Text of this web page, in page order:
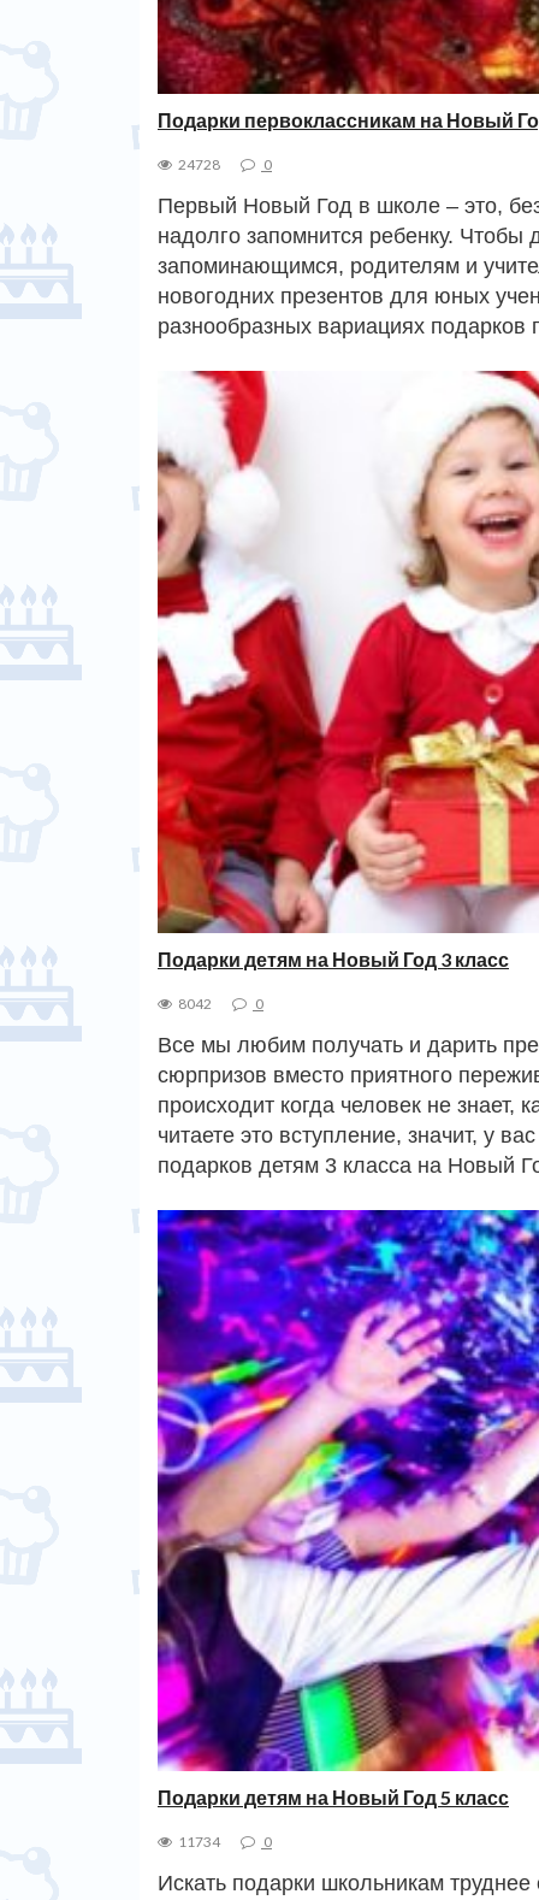
Подарки первоклассникам на Новый
24728 0
Первый Новый Год в школе – это,
надолго запомнится ребенку.
запоминающимся, родителям и
новогодних презентов для юных
разнообразных вариациях
Подарки детям на Новый Год 3 класс
8042 0
Все мы любим получать и дарить
сюрпризов вместо приятного
происходит когда человек не
читаете это вступление, значит, у
подарков детям 3 класса на Новый
Подарки детям на Новый Год 5 класс
11734 0
Искать подарки школьникам